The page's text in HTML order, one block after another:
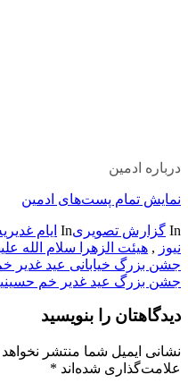
درباره ادمین
نمایش تمام پست‌های ادمین
In گزارش تصویریIn ایام
نیوز , هیئت الزهرا سلام الله
راهبری
نوشته
جشن بزرگ خیابانی عید غدیر
جشن بزرگ عید غدیر خم
دیدگاهتان را بنویسید
نشانی ایمیل شما منتشر
علامت‌گذاری شده‌اند *